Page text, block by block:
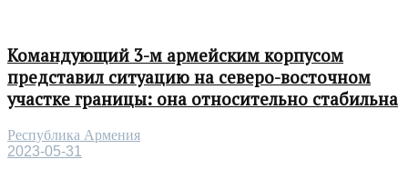
Командующий 3-м армейским корпусом
представил ситуацию на северо-восточном
участке границы: она относительно стабильна
Республика Армения
2023-05-31